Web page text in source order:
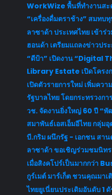
WorkWize พื้นที่ทำงานสะ
“เครื่องดื่มตราช้าง” สมทบ
ลาซาด้า ประเทศไทย เข้า
ฮอนด้า เตรียมแถลงข่าวปร
“ดีป้า” เปิดงาน “Digital
Library Estate เปิดโครง
เปิดตัวรายการใหม่ เพิ่มคว
รัฐบาลไทย โดยกระทรวงกา
วช. จัดงานยิ่งใหญ่ 60 ปี “
สมาพันธ์เอสเอ็มอีไทย กลุ่ม
บี.กริม ผนึกรัฐ - เอกชน สา
ลาซาด้า ขอเชิญร่วมชมนิท
เมื่อสิงคโปร์เป็นมากกว่า
กูร์เมต์ มาร์เก็ต ชวนคุณมา
ไทยยูเนี่ยนประเดิมอันดับ